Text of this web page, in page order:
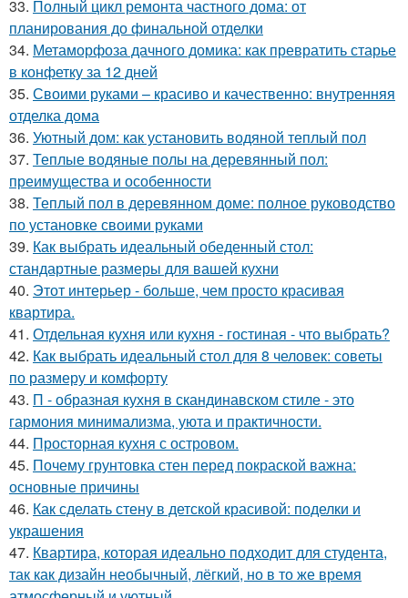
33. Полный цикл ремонта частного дома: от
планирования до финальной отделки
34. Метаморфоза дачного домика: как превратить старье
в конфетку за 12 дней
35. Своими руками – красиво и качественно: внутренняя
отделка дома
36. Уютный дом: как установить водяной теплый пол
37. Теплые водяные полы на деревянный пол:
преимущества и особенности
38. Теплый пол в деревянном доме: полное руководство
по установке своими руками
39. Как выбрать идеальный обеденный стол:
стандартные размеры для вашей кухни
40. Этот интерьер - больше, чем просто красивая
квартира.
41. Отдельная кухня или кухня - гостиная - что выбрать?
42. Как выбрать идеальный стол для 8 человек: советы
по размеру и комфорту
43. П - образная кухня в скандинавском стиле - это
гармония минимализма, уюта и практичности.
44. Просторная кухня с островом.
45. Почему грунтовка стен перед покраской важна:
основные причины
46. Как сделать стену в детской красивой: поделки и
украшения
47. Квартира, которая идеально подходит для студента,
так как дизайн необычный, лёгкий, но в то же время